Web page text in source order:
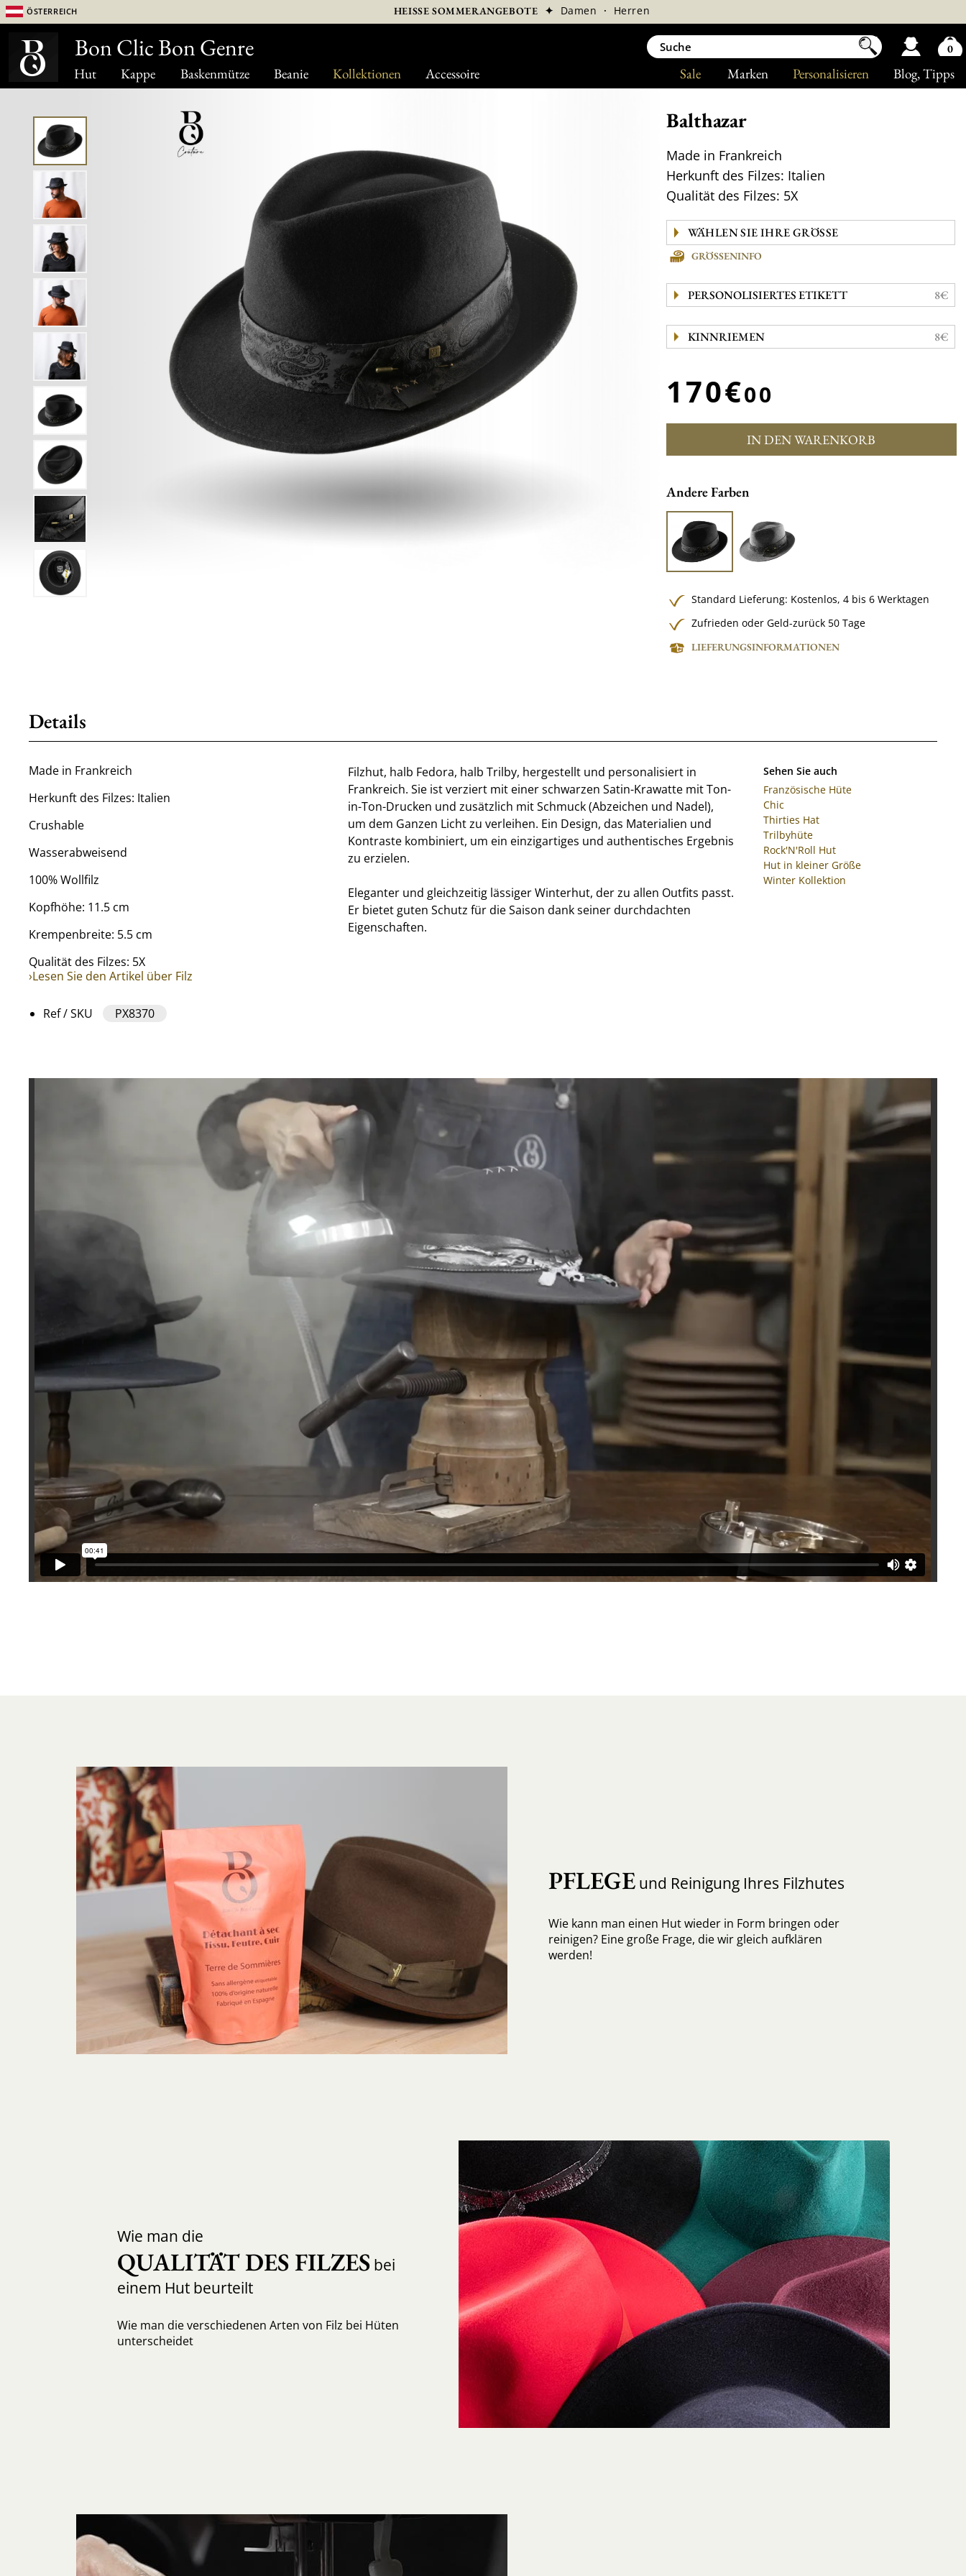
Hut Kappe Baskenmütze Beanie Kollektionen Accessoire Blog, Tipps
Personalisieren
Marken
Sale
Österreich HEISSE SOMMERANGEBOTE ✦ Damen · Herren
Balthazar
Made in Frankreich
Herkunft des Filzes: Italien
Qualität des Filzes: 5X
GRÖSSENINFO
PERSONOLISIERTES ETIKETT 8€
KINNRIEMEN 8€
170€00
IN DEN WARENKORB
Andere Farben
Standard Lieferung: Kostenlos,4 bis 6 Werktagen
Zufrieden oder Geld-zurück 50 Tage
LIEFERUNGSINFORMATIONEN
Details
Made in Frankreich
Herkunft des Filzes: Italien
Crushable
Wasserabweisend
100% Wollfilz
Kopfhöhe: 11.5 cm
Krempenbreite: 5.5 cm
Qualität des Filzes: 5X
›Lesen Sie den Artikel über Filz
Ref / SKU PX8370
Filzhut, halb Fedora, halb Trilby, hergestellt und personalisiert in
Frankreich. Sie ist verziert mit einer schwarzen Satin-Krawatte mit Ton-
in-Ton-Drucken und zusätzlich mit Schmuck (Abzeichen und Nadel),
um dem Ganzen Licht zu verleihen. Ein Design, das Materialien und
Kontraste kombiniert, um ein einzigartiges und authentisches Ergebnis
zu erzielen.
Eleganter und gleichzeitig lässiger Winterhut, der zu allen Outfits passt.
Er bietet guten Schutz für die Saison dank seiner durchdachten
Eigenschaften.
Sehen Sie auch
Französische Hüte
Chic
Thirties Hat
Trilbyhüte
Rock'N'Roll Hut
Hut in kleiner Größe
Winter Kollektion
PFLEGEund Reinigung Ihres Filzhutes
Wie kann man einen Hut wieder in Form bringen oder
reinigen? Eine große Frage, die wir gleich aufklären
werden!
Wie man die
QUALITÄT DES FILZESbei
einem Hut beurteilt
Wie man die verschiedenen Arten von Filz bei Hüten
unterscheidet
Bon Clic Bon Genre 0